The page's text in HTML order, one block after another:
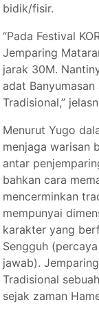
bidik/fisir.
“Pada Festival
Jemparing
jarak 30M.
adat
Tradisional,”
Menurut Yugo
menjaga warisan
antar
bahkan cara
mencerminkan
mempunyai
karakter yang
Sengguh
jawab).
Tradisional
sejak zaman